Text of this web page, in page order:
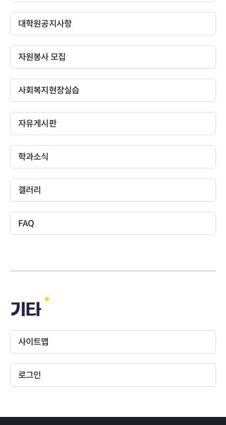
대학원공지사항
자원봉사 모집
사회복지현장실습
자유게시판
학과소식
갤러리
FAQ
기타
사이트맵
로그인